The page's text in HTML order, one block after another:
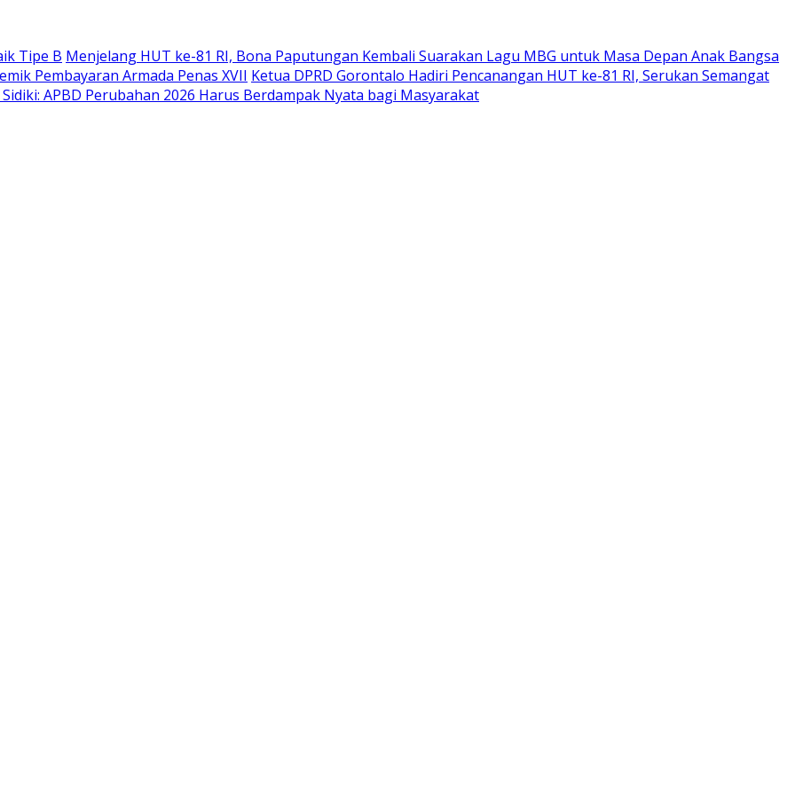
Tipe B Menjelang HUT ke-81 RI, Bona Paputungan Kembali Suarakan Lagu MBG untuk Masa Depan Anak Bangsa
Pembayaran Armada Penas XVII Ketua DPRD Gorontalo Hadiri Pencanangan HUT ke-81 RI, Serukan Semangat
Sidiki: APBD Perubahan 2026 Harus Berdampak Nyata bagi Masyarakat